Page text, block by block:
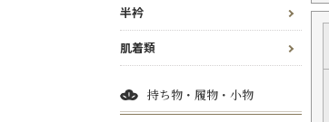
半衿
肌着類
持ち物・履物・小物